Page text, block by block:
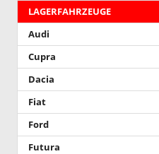
LAGERFAHRZEUGE
Audi
Cupra
Dacia
Fiat
Ford
Futura